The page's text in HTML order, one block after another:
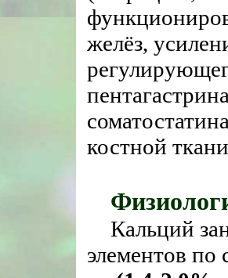
желёз,
костной
Кальций
элементов по